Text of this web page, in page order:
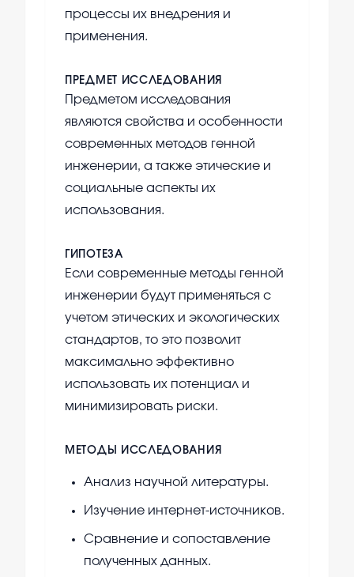
процессы их внедрения и
применения.
ПРЕДМЕТ ИССЛЕДОВАНИЯ
Предметом исследования
являются свойства и особенности
современных методов генной
инженерии, а также этические и
социальные аспекты их
использования.
ГИПОТЕЗА
Если современные методы генной
инженерии будут применяться с
учетом этических и экологических
стандартов, то это позволит
максимально эффективно
использовать их потенциал и
минимизировать риски.
МЕТОДЫ ИССЛЕДОВАНИЯ
Анализ научной литературы.
Изучение интернет-источников.
Сравнение и сопоставление
полученных данных.